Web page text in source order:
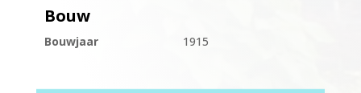
Bouw
Bouwjaar 1915